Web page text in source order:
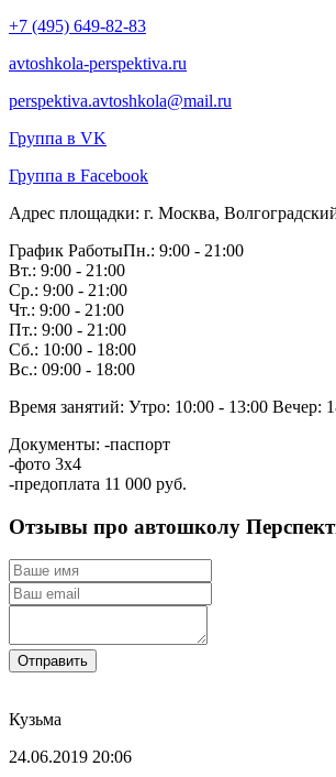
+7 (495) 649-82-83
avtoshkola-perspektiva.ru
perspektiva.avtoshkola@mail.ru
Группа в VK
Группа в Facebook
Адрес площадки: г. Москва,
График РаботыПн.: 9:00 - 21:00
Вт.: 9:00 - 21:00
Ср.: 9:00 - 21:00
Чт.: 9:00 - 21:00
Пт.: 9:00 - 21:00
Сб.: 10:00 - 18:00
Вс.: 09:00 - 18:00
Время занятий: Утро: 10:00 - 13:00 Вечер:
Документы: -паспорт
-фото 3х4
-предоплата 11 000 руб.
Отзывы про автошколу
Отправить
Кузьма
24.06.2019 20:06